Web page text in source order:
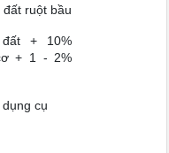
ruột bầu
+ 10%
+ 1 - 2%
cụ